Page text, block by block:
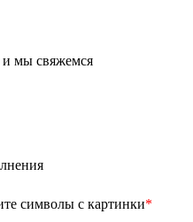
и мы свяжемся
символы с картинки*